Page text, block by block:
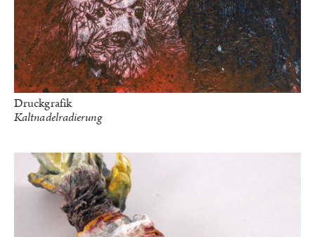
Druckgrafik
Kaltnadelradierung